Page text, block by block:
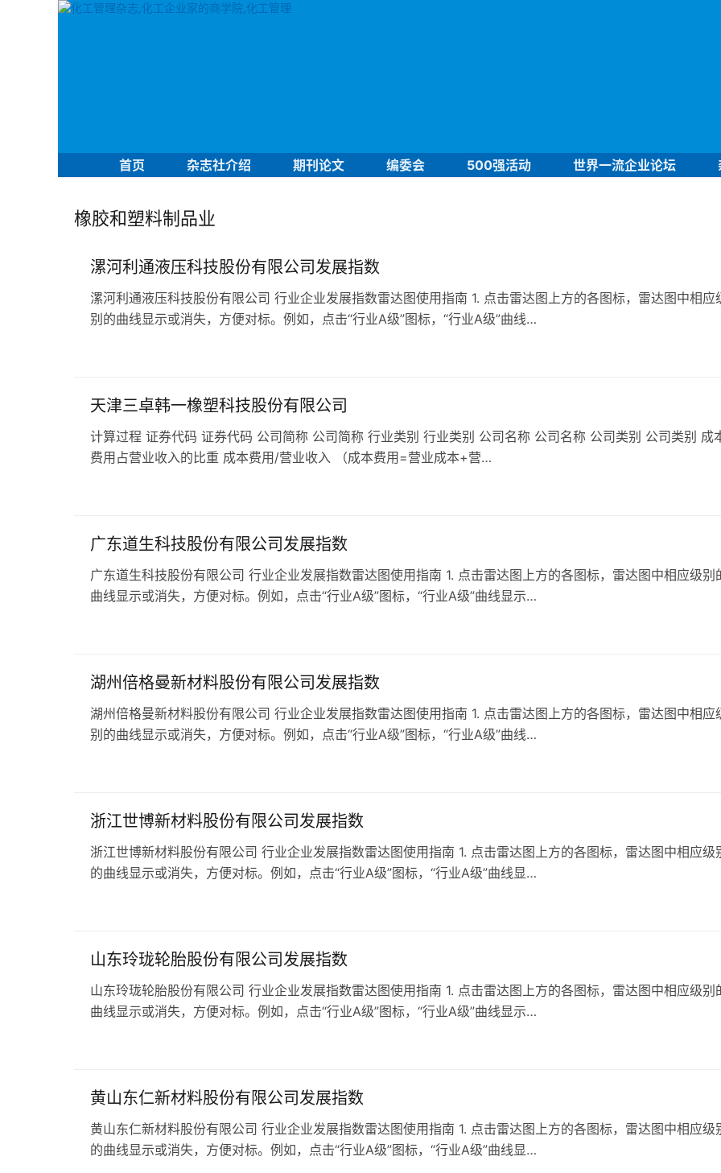
首页 杂志社介绍 期刊论文 编委会 500强活动 世界一流企业论坛
橡胶和塑料制品业
漯河利通液压科技股份有限公司发展指数
漯河利通液压科技股份有限公司 行业企业发展指数雷达图使用指南 1. 点击雷达图上方的各图标，雷达图中相应
别的曲线显示或消失，方便对标。例如，点击“行业A级”图标，“行业A级”曲线…
天津三卓韩一橡塑科技股份有限公司
计算过程 证券代码 证券代码 公司简称 公司简称 行业类别 行业类别 公司名称 公司名称 公司类别 公司类别 成
费用占营业收入的比重 成本费用/营业收入 （成本费用=营业成本+营…
广东道生科技股份有限公司发展指数
广东道生科技股份有限公司 行业企业发展指数雷达图使用指南 1. 点击雷达图上方的各图标，雷达图中相应级别
曲线显示或消失，方便对标。例如，点击“行业A级”图标，“行业A级”曲线显示…
湖州倍格曼新材料股份有限公司发展指数
湖州倍格曼新材料股份有限公司 行业企业发展指数雷达图使用指南 1. 点击雷达图上方的各图标，雷达图中相应
别的曲线显示或消失，方便对标。例如，点击“行业A级”图标，“行业A级”曲线…
浙江世博新材料股份有限公司发展指数
浙江世博新材料股份有限公司 行业企业发展指数雷达图使用指南 1. 点击雷达图上方的各图标，雷达图中相应级
的曲线显示或消失，方便对标。例如，点击“行业A级”图标，“行业A级”曲线显…
山东玲珑轮胎股份有限公司发展指数
山东玲珑轮胎股份有限公司 行业企业发展指数雷达图使用指南 1. 点击雷达图上方的各图标，雷达图中相应级别
曲线显示或消失，方便对标。例如，点击“行业A级”图标，“行业A级”曲线显示…
黄山东仁新材料股份有限公司发展指数
黄山东仁新材料股份有限公司 行业企业发展指数雷达图使用指南 1. 点击雷达图上方的各图标，雷达图中相应级
的曲线显示或消失，方便对标。例如，点击“行业A级”图标，“行业A级”曲线显…